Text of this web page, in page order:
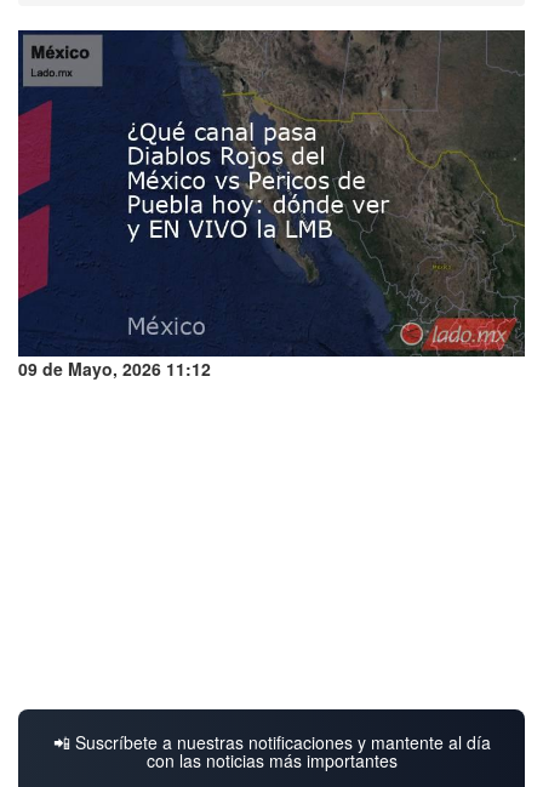
09 de Mayo, 2026 11:12
📲 Suscríbete a nuestras notificaciones y mantente al día
con las noticias más importantes